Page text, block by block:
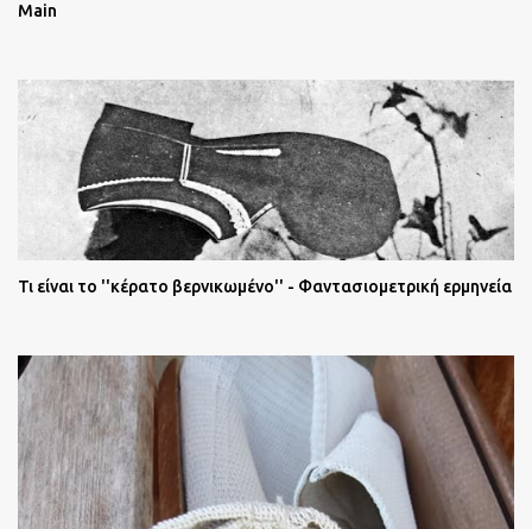
Main
Τι είναι το ''κέρατο βερνικωμένο'' - Φαντασιομετρική ερμηνεία